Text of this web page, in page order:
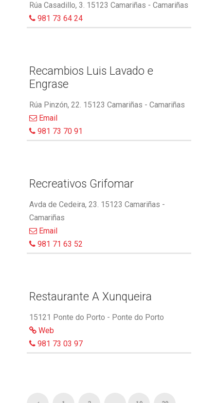
Rúa Casadillo, 3. 15123 Camariñas - Camariñas
981 73 64 24
Recambios Luis Lavado e
Engrase
Rúa Pinzón, 22. 15123 Camariñas - Camariñas
Email
981 73 70 91
Recreativos Grifomar
Avda de Cedeira, 23. 15123 Camariñas -
Camariñas
Email
981 71 63 52
Restaurante A Xunqueira
15121 Ponte do Porto - Ponte do Porto
Web
981 73 03 97